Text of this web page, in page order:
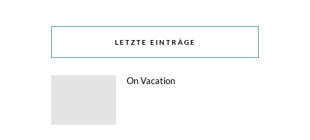
LETZTE EINTRÄGE
On Vacation